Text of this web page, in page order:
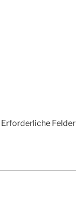
Erforderliche Felder